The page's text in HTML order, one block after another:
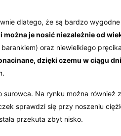
dlatego, że są bardzo
można je nosić niezależnie od
oraz niewielkiego
dzięki czemu w ciągu
Na rynku można również
sprawdzi się przy noszeniu
przekuta zbyt nisko.